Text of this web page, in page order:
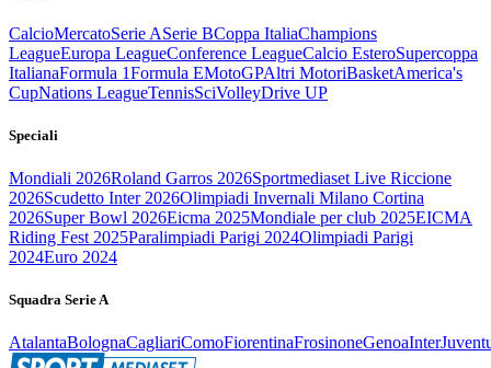
CalcioMercatoSerie ASerie BCoppa ItaliaChampions
LeagueEuropa LeagueConference LeagueCalcio EsteroSupercoppa
ItalianaFormula 1Formula EMotoGPAltri MotoriBasketAmerica's
CupNations LeagueTennisSciVolleyDrive UP
Speciali
Mondiali 2026Roland Garros 2026Sportmediaset Live Riccione
2026Scudetto Inter 2026Olimpiadi Invernali Milano Cortina
2026Super Bowl 2026Eicma 2025Mondiale per club 2025EICMA
Riding Fest 2025Paralimpiadi Parigi 2024Olimpiadi Parigi
2024Euro 2024
Squadra Serie A
AtalantaBolognaCagliariComoFiorentinaFrosinoneGenoaInter